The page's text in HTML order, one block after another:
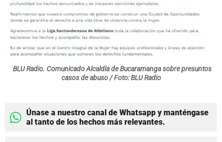
BLU Radio. Comunicado Alcaldía de Bucaramanga sobre presuntos
casos de abuso / Foto: BLU Radio
Únase a nuestro canal de Whatsapp y manténgase
al tanto de los hechos más relevantes.